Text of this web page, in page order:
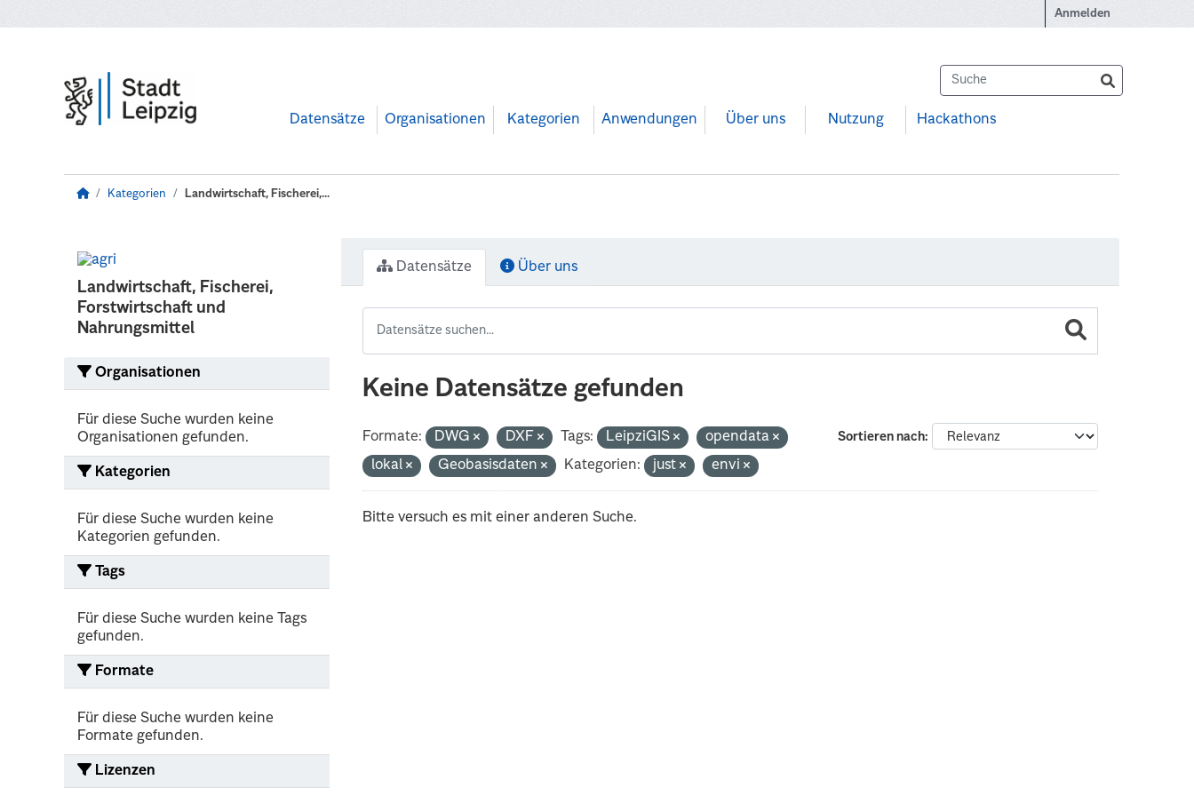
Anmelden
Datensätze Organisationen Kategorien Anwendungen Über uns Nutzung Hackathons
Kategorien Landwirtschaft, Fischerei,...
Landwirtschaft, Fischerei,
Forstwirtschaft und
Nahrungsmittel
Organisationen
Für diese Suche wurden keine
Organisationen gefunden.
Kategorien
Für diese Suche wurden keine
Kategorien gefunden.
Tags
Für diese Suche wurden keine Tags
gefunden.
Formate
Für diese Suche wurden keine
Formate gefunden.
Lizenzen
Datensätze Über uns
Keine Datensätze gefunden
Sortieren nach
Formate: DWG DXF Tags: LeipziGIS
opendata
lokal
Geobasisdaten Kategorien: just envi
Bitte versuch es mit einer anderen Suche.